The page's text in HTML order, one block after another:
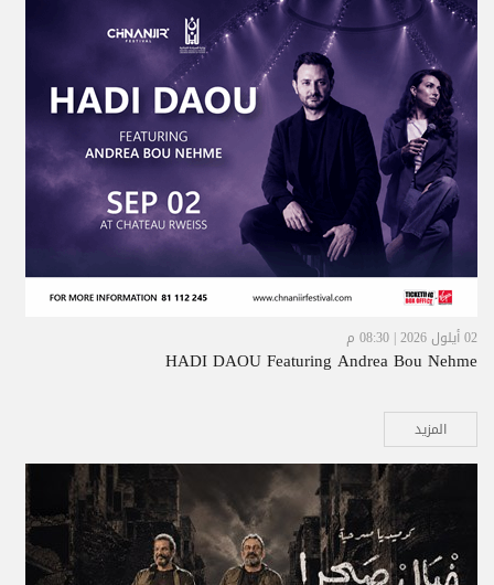
02 أيلول 2026 | 08:30 م
HADI DAOU Featuring Andrea Bou Nehme
المزيد